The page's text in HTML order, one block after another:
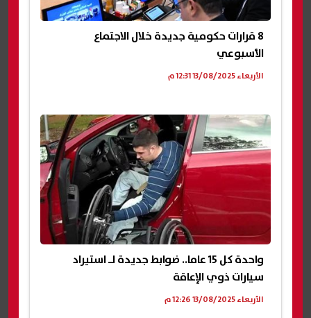
8 قرارات حكومية جديدة خلال الاجتماع
الأسبوعي
الأربعاء 13/08/2025 12:31 م
واحدة كل 15 عاما.. ضوابط جديدة لـ استيراد
سيارات ذوي الإعاقة
الأربعاء 13/08/2025 12:26 م